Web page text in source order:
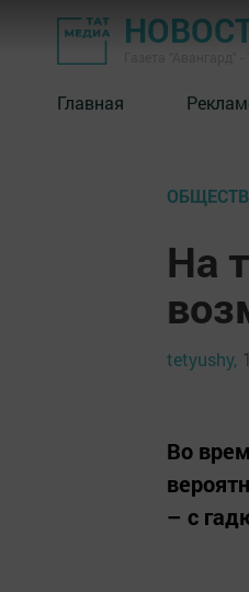
Главная
На
tetyushy,
Во
– с